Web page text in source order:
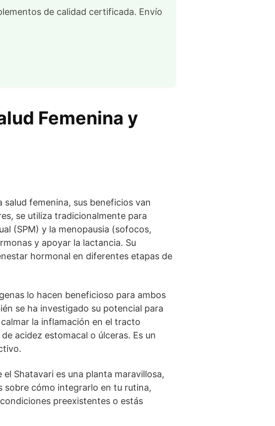
de calidad certificada. Envío
Femenina y
femenina, sus beneficios van
se utiliza tradicionalmente para
(SPM) y la menopausia (sofocos,
y apoyar la lactancia. Su
hormonal en diferentes etapas de
lo hacen beneficioso para ambos
se ha investigado su potencial para
la inflamación en el tracto
acidez estomacal o úlceras. Es un
Shatavari es una planta maravillosa,
sobre cómo integrarlo en tu rutina,
preexistentes o estás